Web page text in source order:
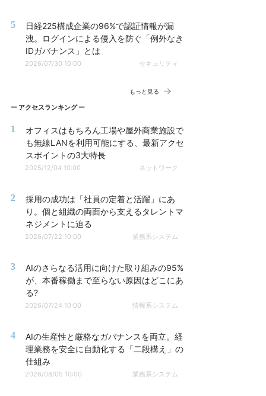
5
日経225構成企業の96%で認証情報が漏
洩。ログインによる侵入を防ぐ「例外なき
IDガバナンス」とは
2026/07/30 10:00 セキュリティ
もっと見る
アクセスランキング
1
オフィスはもちろん工場や屋外商業施設で
も無線LANを利用可能にする、最新アクセ
スポイントの3大特長
2025/12/04 10:00 ネットワーク
2
採用の成功は「社員の定着と活躍」にあ
り。個と組織の両面から支えるタレントマ
ネジメントに迫る
2026/07/22 10:00 業務系システム
3
AIのさらなる活用に向けた取り組みの95%
が、本番稼働まで至らない原因はどこにあ
る?
2026/07/24 10:00 情報系システム
4
AIの生産性と厳格なガバナンスを両立。経
理業務を安全に自動化する「二段構え」の
仕組み
2026/08/05 10:00 業務系システム